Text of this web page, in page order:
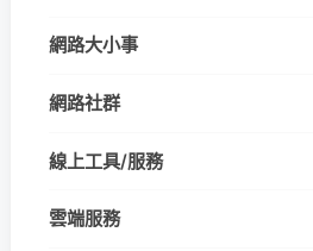
網路大小事
網路社群
線上工具/服務
雲端服務